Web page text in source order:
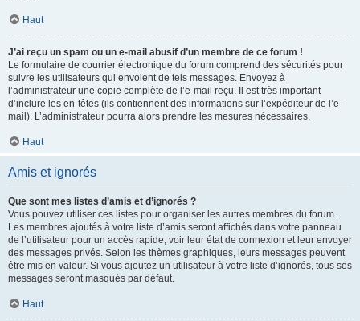
Haut
J’ai reçu un spam ou un e-mail abusif d’un membre de ce forum !
Le formulaire de courrier électronique du forum comprend des sécurités pour
suivre les utilisateurs qui envoient de tels messages. Envoyez à
l’administrateur une copie complète de l’e-mail reçu. Il est très important
d’inclure les en-têtes (ils contiennent des informations sur l’expéditeur de l’e-
mail). L’administrateur pourra alors prendre les mesures nécessaires.
Haut
Amis et ignorés
Que sont mes listes d’amis et d’ignorés ?
Vous pouvez utiliser ces listes pour organiser les autres membres du forum.
Les membres ajoutés à votre liste d’amis seront affichés dans votre panneau
de l’utilisateur pour un accès rapide, voir leur état de connexion et leur envoyer
des messages privés. Selon les thèmes graphiques, leurs messages peuvent
être mis en valeur. Si vous ajoutez un utilisateur à votre liste d’ignorés, tous ses
messages seront masqués par défaut.
Haut